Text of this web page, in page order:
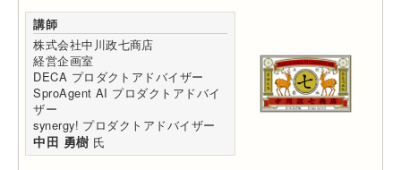
講師
株式会社中川政七商店
経営企画室
DECA プロダクトアドバイザー
SproAgent AI プロダクトアドバイ
ザー
synergy! プロダクトアドバイザー
中田 勇樹 氏